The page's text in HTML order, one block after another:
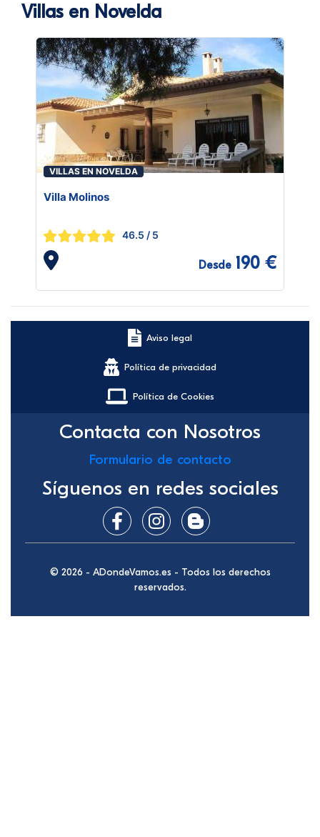
Villas en Novelda
VILLAS EN NOVELDA
Villa Molinos
46.5 / 5
Desde 190 €
Aviso legal
Política de privacidad
Política de Cookies
Contacta con Nosotros
Formulario de contacto
Síguenos en redes sociales
© 2026 - ADondeVamos.es - Todos los derechos
reservados.